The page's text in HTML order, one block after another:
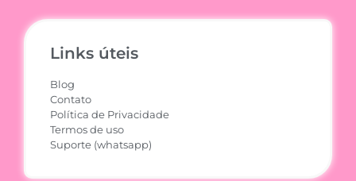
Links úteis
Blog
Contato
Política de Privacidade
Termos de uso
Suporte (whatsapp)